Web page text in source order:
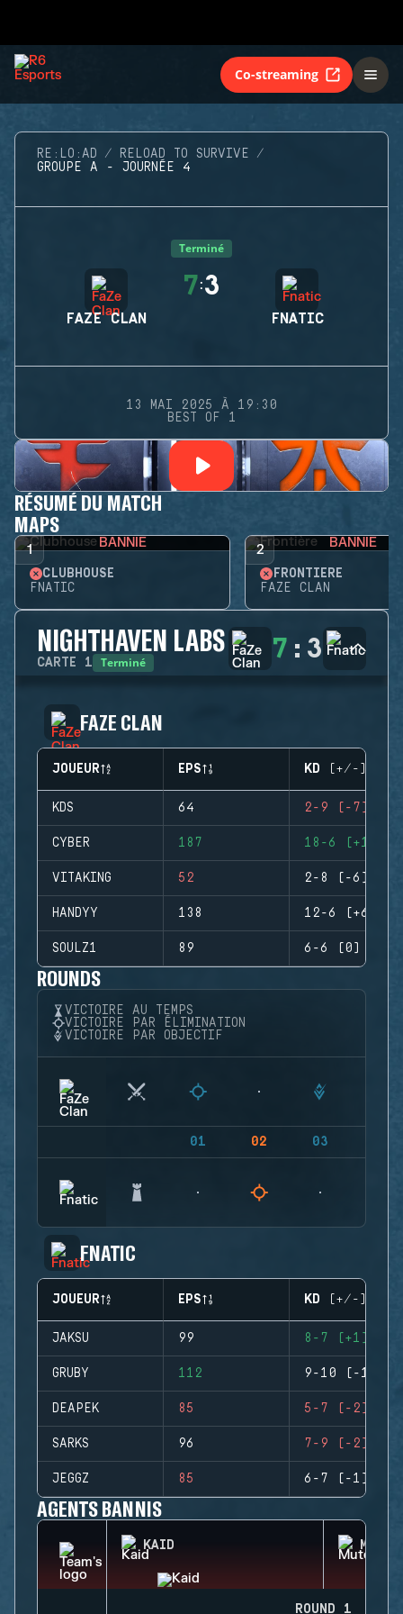
Co-streaming
RE:LO:AD
RELOAD TO SURVIVE
GROUPE A - JOURNÉE 4
Terminé
FAZE CLAN
7:3
FNATIC
13 MAI 2025 À 19:30
BEST OF 1
RÉSUMÉ DU MATCH
MAPS
1 BANNIE
CLUBHOUSE
FNATIC
2 BANNIE
FRONTIÈRE
FAZE CLAN
NIGHTHAVEN LABS
CARTE 1 Terminé 7 : 3
FAZE CLAN
JOUEUR EPS KD (+/-)
KDS 64 2-9 (-7)
CYBER 187 18-6 (+12)
VITAKING 52 2-8 (-6)
HANDYY 138 12-6 (+6)
SOULZ1 89 6-6 (0)
ROUNDS
VICTOIRE AU TEMPS
VICTOIRE PAR ÉLIMINATION
VICTOIRE PAR OBJECTIF
01 02 03
FNATIC
JOUEUR EPS KD (+/-)
JAKSU 99 8-7 (+1)
GRUBY 112 9-10 (-1)
DEAPEK 85 5-7 (-2)
SARKS 96 7-9 (-2)
JEGGZ 85 6-7 (-1)
AGENTS BANNIS
KAID MUTE
ROUND 1